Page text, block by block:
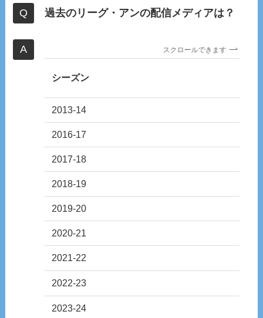
過去のリーグ・アンの配信メディアは？
スクロールできます
シーズン
2013-14
2016-17
2017-18
2018-19
2019-20
2020-21
2021-22
2022-23
2023-24